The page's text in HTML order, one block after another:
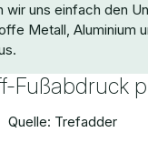
wir uns einfach den
Metall, Aluminium
Fußabdruck
Quelle: Trefadder